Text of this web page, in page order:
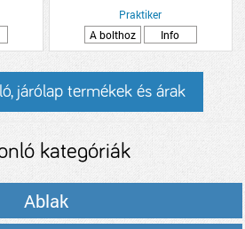
Praktiker
A bolthoz
Info
járólap termékek és árak
kategóriák
Ablak